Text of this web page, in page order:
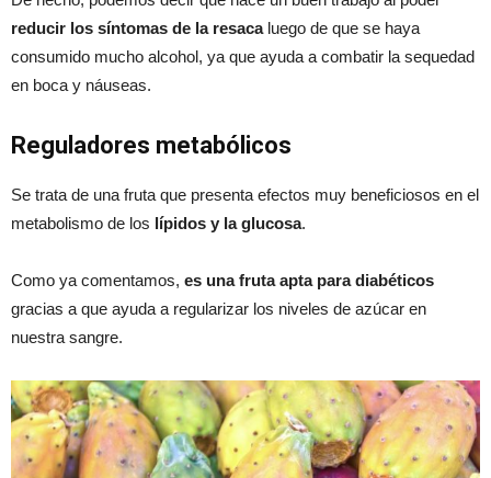
reducir los síntomas de la resaca luego de que se haya
consumido mucho alcohol, ya que ayuda a combatir la sequedad
en boca y náuseas.
Reguladores metabólicos
Se trata de una fruta que presenta efectos muy beneficiosos en el
metabolismo de los lípidos y la glucosa.
Como ya comentamos, es una fruta apta para diabéticos
gracias a que ayuda a regularizar los niveles de azúcar en
nuestra sangre.